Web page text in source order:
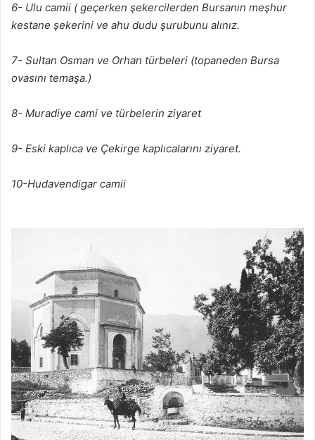
6- Ulu camii ( geçerken şekercilerden Bursanın meşhur
kestane şekerini ve ahu dudu şurubunu alınız.
7- Sultan Osman ve Orhan türbeleri (topaneden Bursa
ovasını temaşa.)
8- Muradiye cami ve türbelerin ziyaret
9- Eski kaplıca ve Çekirge kaplıcalarını ziyaret.
10-Hudavendigar camii